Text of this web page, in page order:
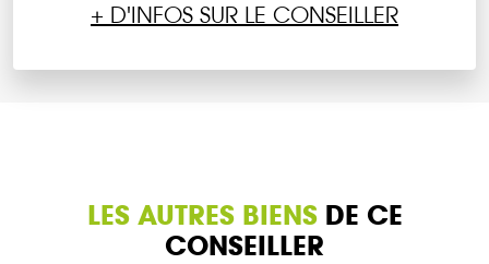
+ D'INFOS SUR LE CONSEILLER
LES AUTRES BIENSDE CE
CONSEILLER